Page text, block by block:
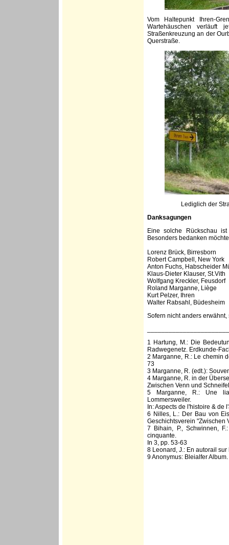
Vom Haltepunkt Ihren-
Wartehäuschen verläuft
Straßenkreuzung an der
Querstraße.
Lediglich der
Danksagungen
Eine solche Rückschau
Besonders bedanken
Lorenz Brück, Birresborn
Robert Campbell, New York
Anton Fuchs, Habscheider
Klaus-Dieter Klauser, St.Vith
Wolfgang Kreckler, Feusdorf
Roland Marganne, Liège
Kurt Pelzer, Ihren
Walter Rabsahl, Büdesheim
Sofern nicht anders
1 Hartung, M.: Die
Radwegenetz. Erdkunde-
2 Marganne, R.: Le chemin
73
3 Marganne, R. (edt.):
4 Marganne, R. in der
Zwischen Venn und
5 Marganne, R.: Une
Lommersweiler.
In: Aspects de l'histoire &
6 Nilles, L.: Der Bau von
Geschichtsverein "Zwischen
7 Bihain, P., Schwinnen,
cinquante.
In 3, pp. 53-63
8 Leonard, J.: En autorail
9 Anonymus: Bleialfer